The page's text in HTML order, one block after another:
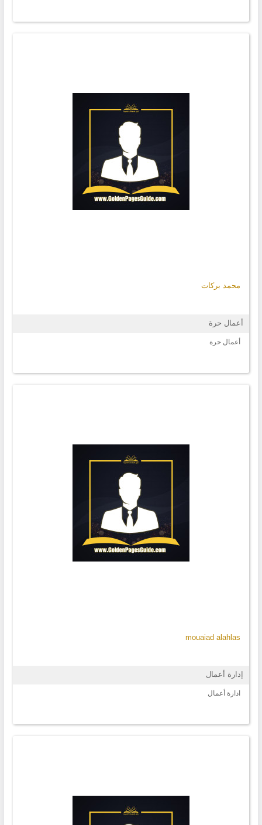
محمد بركات
أعمال حرة
أعمال حرة
mouaiad alahlas
إدارة أعمال
ادارة أعمال